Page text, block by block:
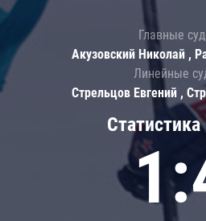
Главные
Акузовский Николай ,
Линейные
Стрельцов Евгений ,